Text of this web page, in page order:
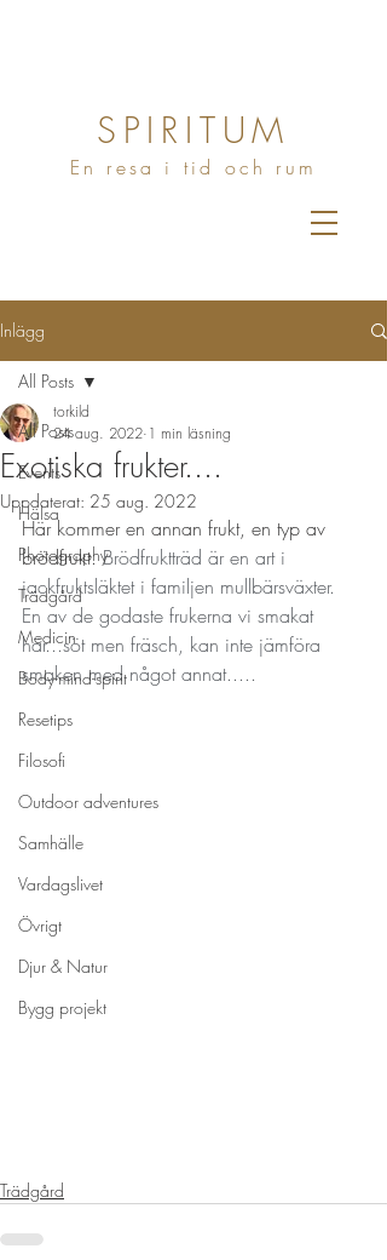
SPIRITUM
En resa i tid och rum
Inlägg
All Posts
Events
Hälsa
Photography
Trädgård
Medicin
Body-mind-spirit
Resetips
Filosofi
Outdoor adventures
Samhälle
Vardagslivet
Övrigt
Djur & Natur
Bygg projekt
All Posts
Exotiska frukter....
torkild
24 aug. 2022 1 min läsning
Uppdaterat: 25 aug. 2022
Här kommer en annan frukt, en typ av
brödfrukt. Brödfruktträd är en art i
jackfruktsläktet i familjen mullbärsväxter.
En av de godaste frukerna vi smakat
här...söt men fräsch, kan inte jämföra
smaken med något annat.....
Trädgård